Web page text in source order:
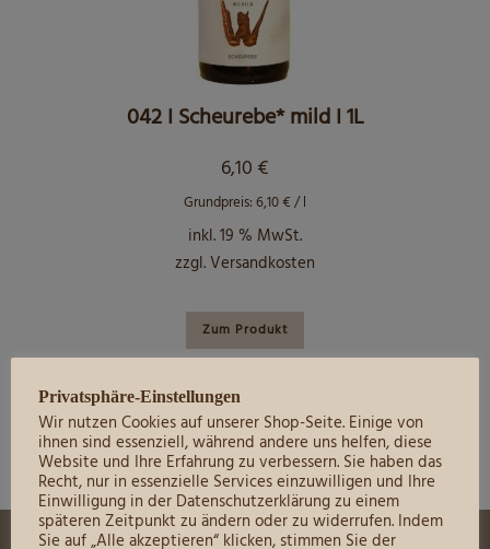
042 I Scheurebe* mild I 1L
6,10 €
Grundpreis:6,10€/l
inkl. 19 % MwSt.
zzgl.Versandkosten
Zum Produkt
Privatsphäre-Einstellungen
Wir nutzen Cookies auf unserer Shop-Seite. Einige von
ihnen sind essenziell, während andere uns helfen, diese
Website und Ihre Erfahrung zu verbessern. Sie haben das
Recht, nur in essenzielle Services einzuwilligen und Ihre
Einwilligung in der Datenschutzerklärung zu einem
späteren Zeitpunkt zu ändern oder zu widerrufen. Indem
Sie auf „Alle akzeptieren“ klicken, stimmen Sie der